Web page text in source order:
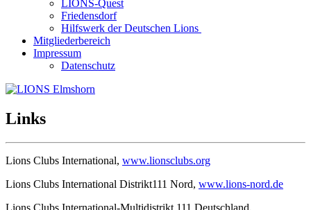
LIONS-Quest
Friedensdorf
Hilfswerk der Deutschen Lions
Mitgliederbereich
Impressum
Datenschutz
Links
Lions Clubs International, www.lionsclubs.org
Lions Clubs International Distrikt111 Nord, www.lions-nord.de
Lions Clubs International-Multidistrikt 111 Deutschland,